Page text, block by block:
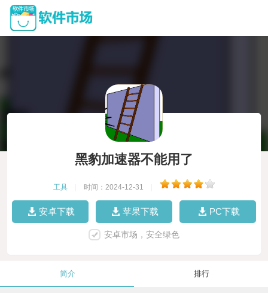
黑豹加速器不能用了
工具 时间：2024-12-31
安卓下载 苹果下载 PC下载
安卓市场，安全绿色
简介 排行